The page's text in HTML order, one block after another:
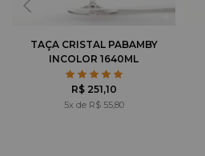
TAÇA CRISTAL PABAMBY
INCOLOR 1640ML
R$ 251,10
5x de R$ 55,80